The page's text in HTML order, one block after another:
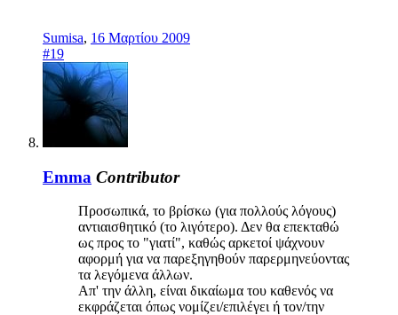
Sumisa, 16 Μαρτίου 2009
#19
Emma Contributor
Προσωπικά, το βρίσκω (για πολλούς λόγους)
αντιαισθητικό (το λιγότερο). Δεν θα επεκταθώ
ως προς το "γιατί", καθώς αρκετοί ψάχνουν
αφορμή για να παρεξηγηθούν παρερμηνεύοντας
τα λεγόμενα άλλων.
Απ' την άλλη, είναι δικαίωμα του καθενός να
εκφράζεται όπως νομίζει/επιλέγει ή τον/την